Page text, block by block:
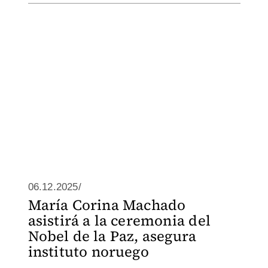
06.12.2025/
María Corina Machado
asistirá a la ceremonia del
Nobel de la Paz, asegura
instituto noruego